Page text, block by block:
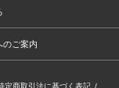
のご案内